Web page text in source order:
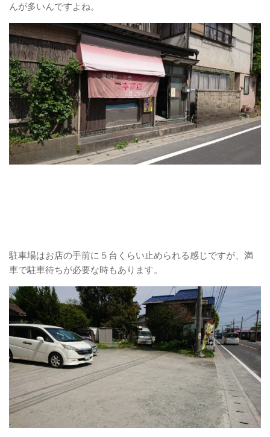
んが多いんですよね。
駐車場はお店の手前に５台くらい止められる感じですが、満
車で駐車待ちが必要な時もあります。